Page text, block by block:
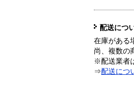
配送につ
在庫がある
尚、複数の
※配送業者
⇒配送につ